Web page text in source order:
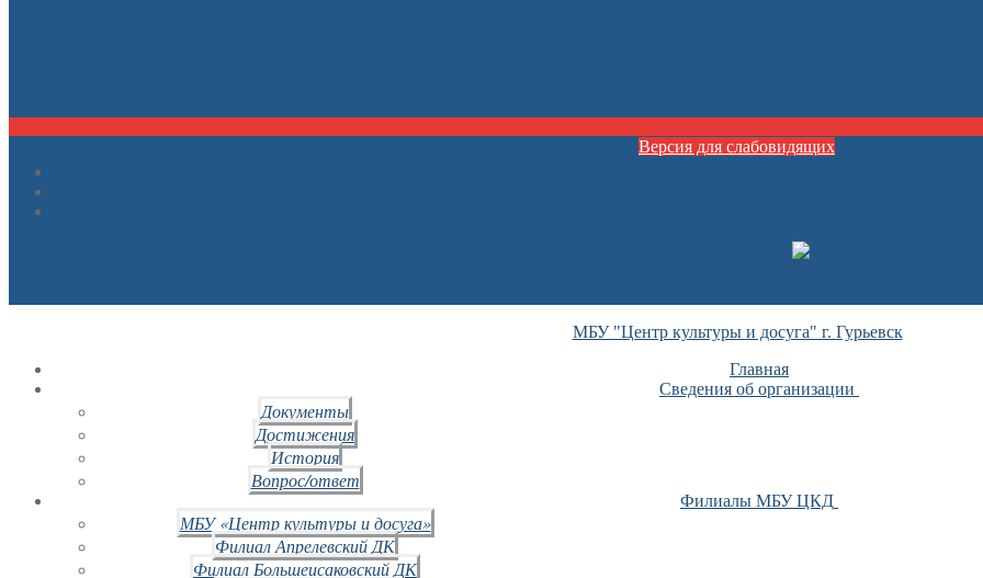
Версия для слабовидящих
МБУ "Центр культуры и досуга" г. Гурьевск
Главная
Сведения об организации
Документы
Достижения
История
Вопрос/ответ
Филиалы МБУ ЦКД
МБУ «Центр культуры и досуга»
Филиал Апрелевский ДК
Филиал Большеисаковский ДК